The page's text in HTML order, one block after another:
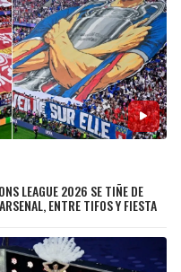
LEAGUE 2026 SE TIÑE DE
ENTRE TIFOS Y FIESTA